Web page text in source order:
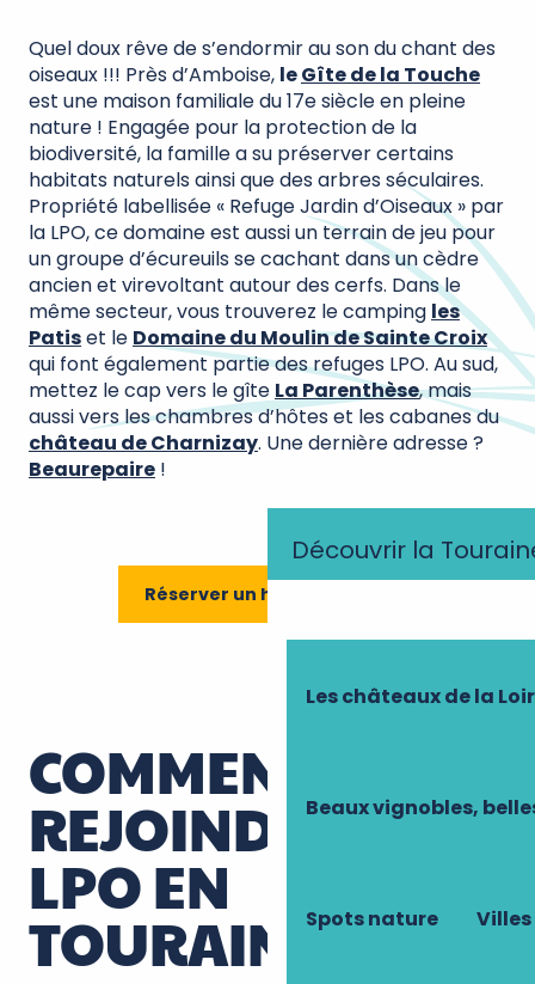
Découvrir la
Les châteaux de la
Beaux vignobles,
Spots nature
Quel doux rêve de s’endormir au son du chant des
oiseaux !!! Près d’Amboise, leGîte de la Touche
est une maison familiale du 17e siècle en pleine
nature ! Engagée pour la protection de la
biodiversité, la famille a su préserver certains
habitats naturels ainsi que des arbres séculaires.
Propriété labellisée « Refuge Jardin d’Oiseaux » par
la LPO, ce domaine est aussi un terrain de jeu pour
un groupe d’écureuils se cachant dans un cèdre
ancien et virevoltant autour des cerfs. Dans le
même secteur, vous trouverez le camping les
Patiset le Domaine du Moulin de Sainte Croix
qui font également partie des refuges LPO. Au sud,
mettez le cap vers le gîte La Parenthèse, mais
aussi vers les chambres d’hôtes et les cabanes du
château de Charnizay. Une dernière adresse ?
Beaurepaire !
Réserver un hébergement
COMMENT
REJOINDRE LA
LPO EN
TOURAINE ?